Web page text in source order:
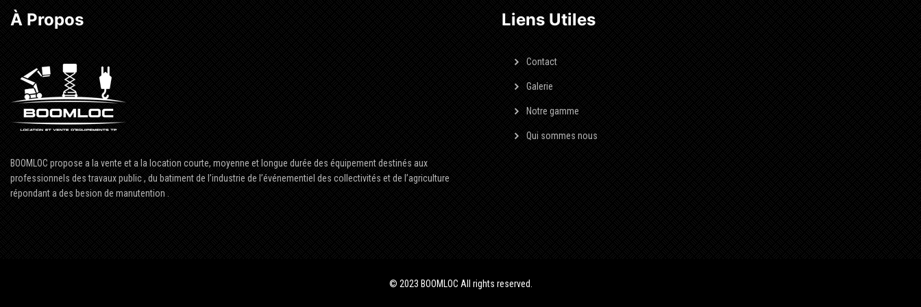
À Propos
BOOMLOC propose a la vente et a la location courte, moyenne et longue durée des équipement destinés aux
professionnels des travaux public , du batiment de l’industrie de l’événementiel des collectivités et de l’agriculture
répondant a des besion de manutention .
Liens Utiles
Contact
Galerie
Notre gamme
Qui sommes nous
© 2023 BOOMLOC All rights reserved.